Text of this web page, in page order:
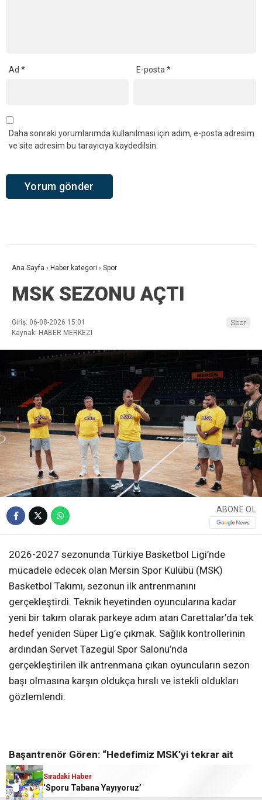
Sıradaki Haber
MİY TRANSFERLERE DEVAM EDİYOR
Sıradaki Haber
Beren Akış’tan Bronz Madalya
Sıradaki Haber
‘Sporu Tabana Yayıyoruz’
Ad * E-posta*
Daha sonraki yorumlarımda kullanılması için adım, e-posta adresim
ve site adresim bu tarayıcıya kaydedilsin.
Ana Sayfa › Haber kategori › Spor
MSK SEZONU AÇTI
Giriş: 06-08-2026 15:01
Kaynak: HABER MERKEZI
Spor
ABONE OL
2026-2027 sezonunda Türkiye Basketbol Ligi’nde
mücadele edecek olan Mersin Spor Kulübü (MSK)
Basketbol Takımı, sezonun ilk antrenmanını
gerçekleştirdi. Teknik heyetinden oyuncularına kadar
yeni bir takım olarak parkeye adım atan Carettalar’da tek
hedef yeniden Süper Lig’e çıkmak. Sağlık kontrollerinin
ardından Servet Tazegül Spor Salonu’nda
gerçekleştirilen ilk antrenmana çıkan oyuncuların sezon
başı olmasına karşın oldukça hırslı ve istekli oldukları
gözlemlendi.
Başantrenör Gören: “Hedefimiz MSK’yi tekrar ait
olduğu yere taşımak”